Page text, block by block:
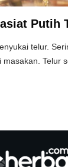
Putih
telur.
Telur